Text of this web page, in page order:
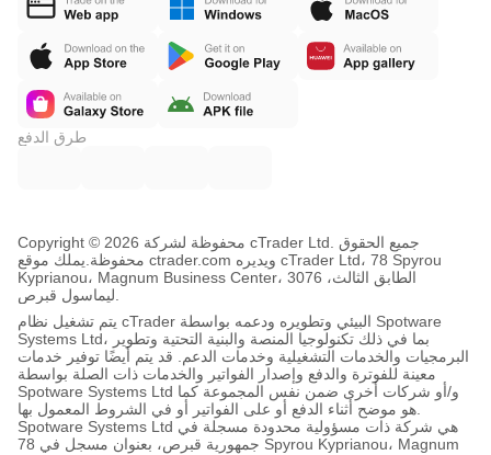
طرق الدفع
Copyright © محفوظة لشركة 2026 cTrader Ltd. جميع الحقوق
محفوظة. يملك موقع ctrader.com ويديره cTrader Ltd، 78 Spyrou
Kyprianou، Magnum Business Center، الطابق الثالث، 3076
يتم تشغيل نظام cTrader البيئي وتطويره ودعمه بواسطة Spotware
Systems Ltd، بما في ذلك تكنولوجيا المنصة والبنية التحتية وتطوير
البرمجيات والخدمات التشغيلية وخدمات الدعم. قد يتم أيضًا توفير خدمات
معينة للفوترة والدفع وإصدار الفواتير والخدمات ذات الصلة بواسطة
Spotware Systems Ltd و/أو شركات أخرى ضمن نفس المجموعة كما
هو موضح أثناء الدفع أو على الفواتير أو في الشروط المعمول بها.
Spotware Systems Ltd هي شركة ذات مسؤولية محدودة مسجلة في
جمهورية قبرص، بعنوان مسجل في 78 Spyrou Kyprianou، Magnum